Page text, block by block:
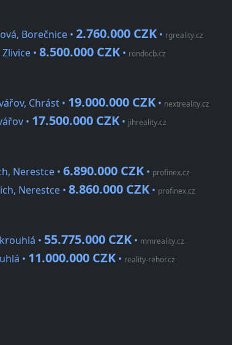
Borečnice • 2.760.000 CZK • rgreality.cz
• 8.500.000 CZK • rondocb.cz
Chrást • 19.000.000 CZK • nextreality.cz
• 17.500.000 CZK • jihreality.cz
Nerestce • 6.890.000 CZK • profinex.cz
Nerestce • 8.860.000 CZK • profinex.cz
• 55.775.000 CZK • mmreality.cz
• 11.000.000 CZK • reality-rehor.cz